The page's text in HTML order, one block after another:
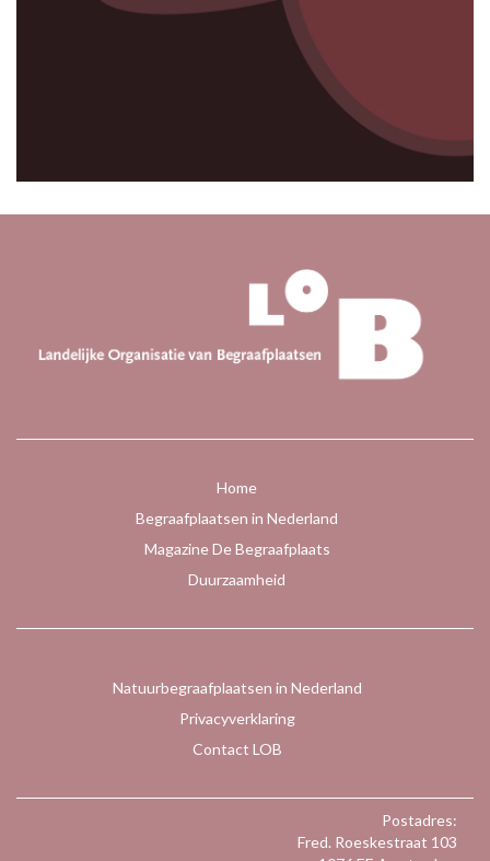
Home
Begraafplaatsen in Nederland
Magazine De Begraafplaats
Duurzaamheid
Natuurbegraafplaatsen in Nederland
Privacyverklaring
Contact LOB
Postadres:
Fred. Roeskestraat 103